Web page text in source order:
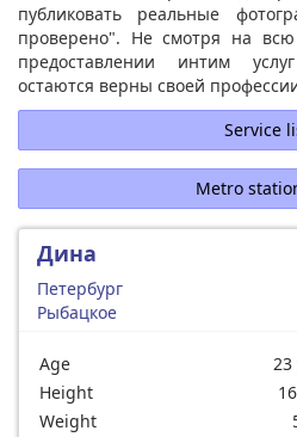
публиковать реальные
проверено". Не смотря на всю
предоставлении интим
остаются верны своей
Service
Дина
Петербург
Рыбацкое
Age
23
Height
Weight
Metro